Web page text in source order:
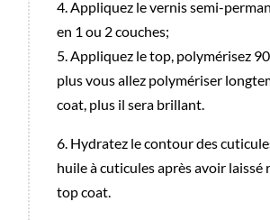
4. Appliquez le vernis semi-
en 1 ou 2 couches;
5. Appliquez le top, polymérisez
plus vous allez polymériser
coat, plus il sera brillant.
6. Hydratez le contour des
huile à cuticules après avoir laissé
top coat.